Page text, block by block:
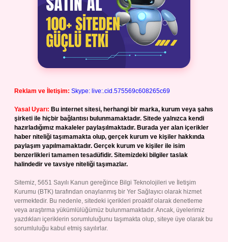
Reklam ve İletişim: Skype: live:.cid.575569c608265c69
Yasal Uyarı: Bu internet sitesi, herhangi bir marka, kurum veya şahıs
şirketi ile hiçbir bağlantısı bulunmamaktadır. Sitede yalnızca kendi
hazırladığımız makaleler paylaşılmaktadır. Burada yer alan içerikler
haber niteliği taşımamakta olup, gerçek kurum ve kişiler hakkında
paylaşım yapılmamaktadır. Gerçek kurum ve kişiler ile isim
benzerlikleri tamamen tesadüfidir. Sitemizdeki bilgiler taslak
halindedir ve tavsiye niteliği taşımazlar.
Sitemiz, 5651 Sayılı Kanun gereğince Bilgi Teknolojileri ve İletişim
Kurumu (BTK) tarafından onaylanmış bir Yer Sağlayıcı olarak hizmet
vermektedir. Bu nedenle, sitedeki içerikleri proaktif olarak denetleme
veya araştırma yükümlülüğümüz bulunmamaktadır. Ancak, üyelerimiz
yazdıkları içeriklerin sorumluluğunu taşımakta olup, siteye üye olarak bu
sorumluluğu kabul etmiş sayılırlar.